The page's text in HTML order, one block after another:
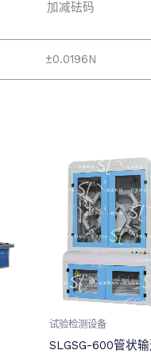
加减砝码
±0.0196N
试验检测设备
SLGSG-600管状